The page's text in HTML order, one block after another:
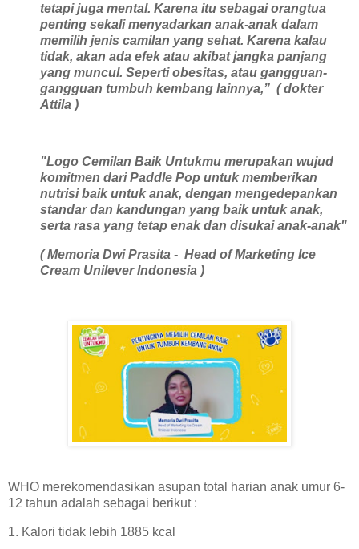
tetapi juga mental. Karena itu sebagai orangtua
penting sekali menyadarkan anak-anak dalam
memilih jenis camilan yang sehat. Karena kalau
tidak, akan ada efek atau akibat jangka panjang
yang muncul. Seperti obesitas, atau gangguan-
gangguan tumbuh kembang lainnya,” ( dokter
Attila )
"Logo Cemilan Baik Untukmu merupakan wujud
komitmen dari Paddle Pop untuk memberikan
nutrisi baik untuk anak, dengan mengedepankan
standar dan kandungan yang baik untuk anak,
serta rasa yang tetap enak dan disukai anak-anak"
( Memoria Dwi Prasita - Head of Marketing Ice
Cream Unilever Indonesia )
WHO merekomendasikan asupan total harian anak umur 6-
12 tahun adalah sebagai berikut :
1. Kalori tidak lebih 1885 kcal